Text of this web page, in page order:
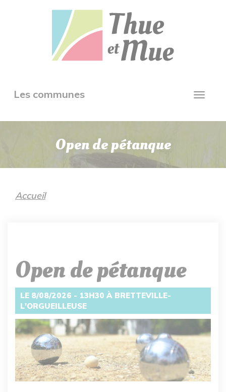
Toggle
Les communes
Open de pétanque
Accueil
Open de pétanque
LE 8/08/2026 - 13H30 À BRETTEVILLE-
L'ORGUEILLEUSE
Panneau de gestion des cookies